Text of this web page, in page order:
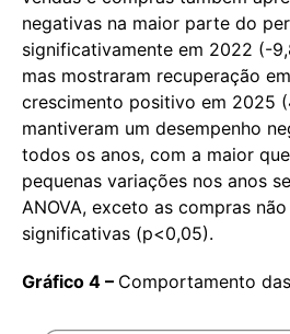
negativas na maior parte do
significativamente em 2022 (-
mas mostraram recuperação
crescimento positivo em 2025
mantiveram um desempenho
todos os anos, com a maior
pequenas variações nos anos
ANOVA, exceto as compras
significativas (p<0,05).
Gráfico 4 – Comportamento